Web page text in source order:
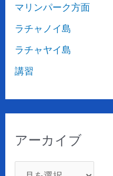
マリンパーク方面
ラチャノイ島
ラチャヤイ島
講習
アーカイブ